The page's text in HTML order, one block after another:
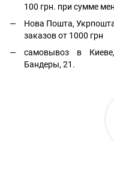
100 грн. при сумме
Нова Пошта,
заказов от 1000 грн
самовывоз в
Бандеры, 21.